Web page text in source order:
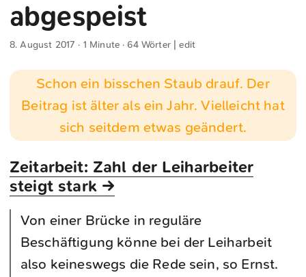
abgespeist
8. August 2017 · 1 Minute · 64 Wörter |edit
Schon ein bisschen Staub drauf. Der
Beitrag ist älter als ein Jahr. Vielleicht hat
sich seitdem etwas geändert.
Zeitarbeit: Zahl der Leiharbeiter
steigt stark →
Von einer Brücke in reguläre
Beschäftigung könne bei der Leiharbeit
also keineswegs die Rede sein, so Ernst.